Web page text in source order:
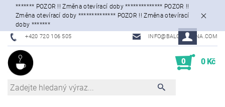
******* POZOR !! Změna otevírací doby ************** POZOR !!
Změna otevírací doby ************** POZOR !! Změna otevírací
doby *******
+420 720 106 505 INFO@BALONKARNA.COM
0 0 Kč